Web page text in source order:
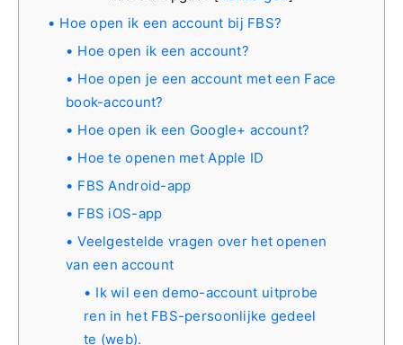
Hoe open ik een account bij FBS?
Hoe open ik een account?
Hoe open je een account met een Face
book-account?
Hoe open ik een Google+ account?
Hoe te openen met Apple ID
FBS Android-app
FBS iOS-app
Veelgestelde vragen over het openen
van een account
Ik wil een demo-account uitprobe
ren in het FBS-persoonlijke gedeel
te (web).